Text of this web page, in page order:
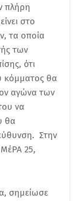
πλήρη
στο
τα οποία
των
ότι
κόμματος θα
αγώνα των
να
θα
Στην
25,
σημείωσε